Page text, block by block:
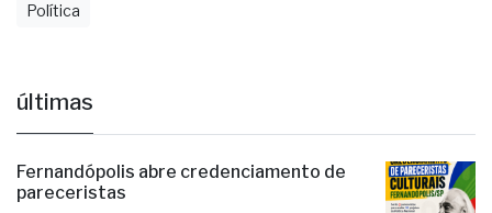
Política
últimas
Fernandópolis abre credenciamento de
pareceristas